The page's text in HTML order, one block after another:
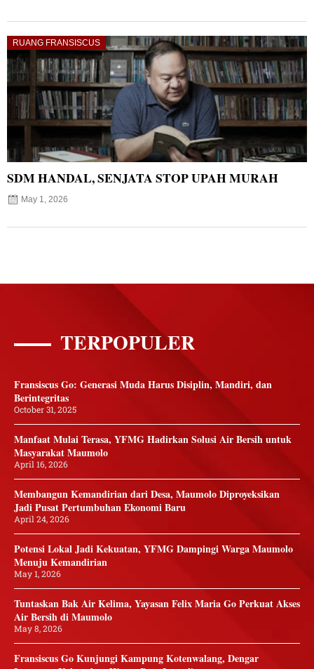
RUANG FRANSISCUS
SDM HANDAL, SENJATA STOP UPAH MURAH
May 1, 2026
TERPOPULER
Fransiscus Go: Generasi Muda Harus Disiplin, Mandiri, dan
Berintegritas
October 31, 2025
Manfaat Mulai Terasa, YFMG Hadirkan Solusi Air Bersih untuk
Masyarakat Maumolo
April 16, 2026
Membangun Kemandirian dari Desa, Maumolo Diproyeksikan
Jadi Pusat Pertumbuhan Ekonomi Baru
April 24, 2026
Potensi Lokal Jadi Kekuatan, YFMG Dampingi Warga Maumolo
Menuju Kemandirian
May 1, 2026
Tuntaskan Bak Air Kelima, Yayasan Felix Maria Go Perkuat Akses
Air Bersih di Maumolo
May 8, 2026
Fransiscus Go Kunjungi Kampung Kotenwalang, Dengar